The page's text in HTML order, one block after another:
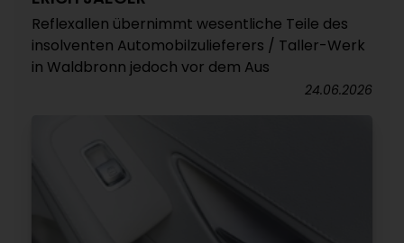
Reflexallen übernimmt wesentliche Teile des
insolventen Automobilzulieferers / Taller-Werk
in Waldbronn jedoch vor dem Aus
24.06.2026